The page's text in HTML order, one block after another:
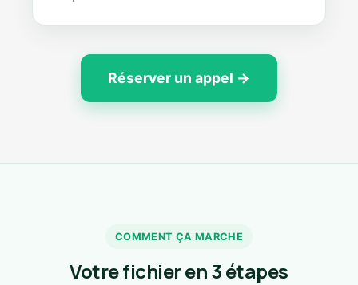
Réserver un appel →
COMMENT ÇA MARCHE
Votre fichier en 3 étapes